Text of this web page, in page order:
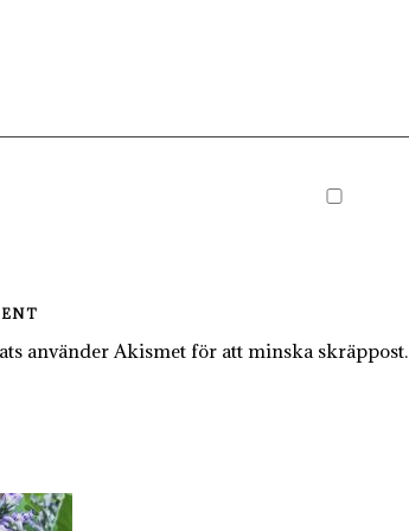
använder Akismet för att minska skräppost.